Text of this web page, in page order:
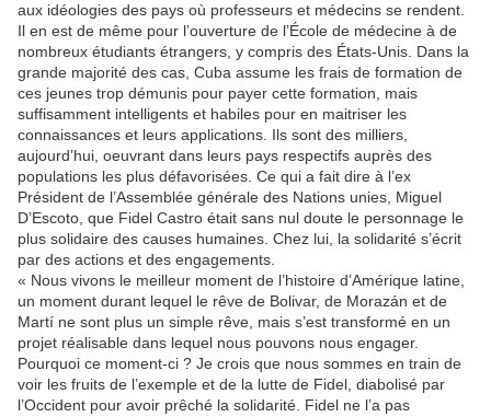
aux idéologies des pays où professeurs et médecins se rendent.
Il en est de même pour l’ouverture de l’École de médecine à de
nombreux étudiants étrangers, y compris des États-Unis. Dans la
grande majorité des cas, Cuba assume les frais de formation de
ces jeunes trop démunis pour payer cette formation, mais
suffisamment intelligents et habiles pour en maitriser les
connaissances et leurs applications. Ils sont des milliers,
aujourd’hui, oeuvrant dans leurs pays respectifs auprès des
populations les plus défavorisées. Ce qui a fait dire à l’ex
Président de l’Assemblée générale des Nations unies, Miguel
D’Escoto, que Fidel Castro était sans nul doute le personnage le
plus solidaire des causes humaines. Chez lui, la solidarité s’écrit
par des actions et des engagements.
« Nous vivons le meilleur moment de l’histoire d’Amérique latine,
un moment durant lequel le rêve de Bolivar, de Morazán et de
Martí ne sont plus un simple rêve, mais s’est transformé en un
projet réalisable dans lequel nous pouvons nous engager.
Pourquoi ce moment-ci ? Je crois que nous sommes en train de
voir les fruits de l’exemple et de la lutte de Fidel, diabolisé par
l’Occident pour avoir prêché la solidarité. Fidel ne l’a pas